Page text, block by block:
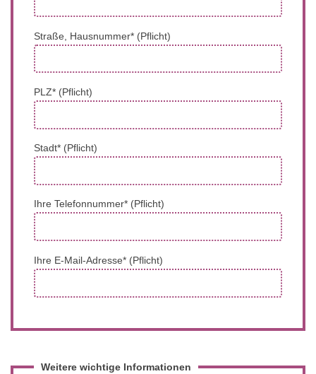
Straße, Hausnummer* (Pflicht)
PLZ* (Pflicht)
Stadt* (Pflicht)
Ihre Telefonnummer* (Pflicht)
Ihre E-Mail-Adresse* (Pflicht)
Weitere wichtige Informationen